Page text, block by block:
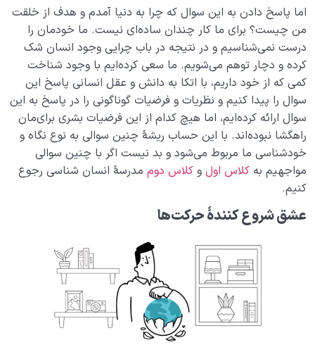
نسبت دنیا به آخرت 0/24
سنّت‌های الهی 0/20
مرگ یا تولد؟ 0/13
دنیا؛ باشگاه انسان‌سازی 0/8
چگونه انسان شویم؟ 0/18
اما پاسخ دادن به این سوال که چرا به دنیا آمدم و هدف از خلقت
من چیست؟ برای ما کار چندان ساده‌ای نیست. ما خودمان را
درست نمی‌شناسیم و در نتیجه در باب چرایی وجود انسان شک
کرده و دچار توهم می‌شویم. ما سعی کرده‌ایم با وجود شناخت
کمی که از خود داریم، با اتکا به دانش و عقل انسانی پاسخ این
سوال را پیدا کنیم و نظریات و فرضیات گوناگونی را در پاسخ به این
سوال ارائه کرده‌ایم، اما هیچ کدام از این فرضیات بشری برای‌مان
راهگشا نبوده‌اند. با این حساب ریشۀ چنین سوالی به نوع نگاه و
خودشناسی ما مربوط می‌شود و بد نیست اگر با چنین سوالی
مواجهیم به کلاس اول و کلاس دوم مدرسۀ انسان شناسی رجوع
کنیم.
عشق شروع کنندۀ حرکت‌ها